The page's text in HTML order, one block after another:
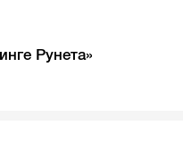
Рунета»